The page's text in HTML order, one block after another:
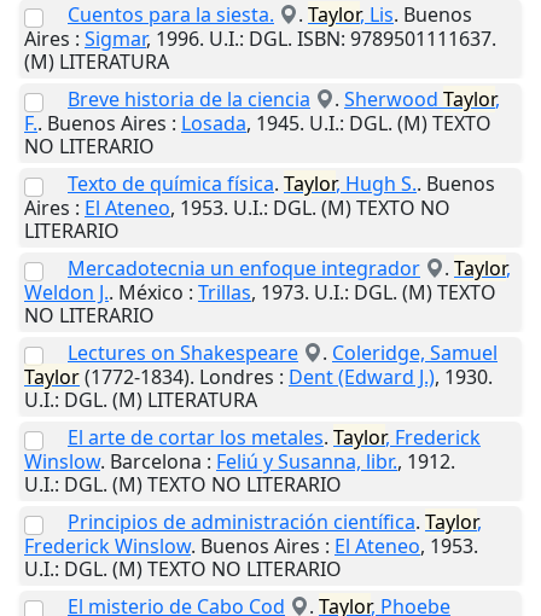
Cuentos para la siesta.
. Taylor, Lis. Buenos
Aires : Sigmar, 1996. U.I.: DGL. ISBN: 9789501111637.
(M) LITERATURA
Breve historia de la ciencia
. Sherwood Taylor,
F.. Buenos Aires : Losada, 1945. U.I.: DGL. (M) TEXTO
NO LITERARIO
Texto de química física. Taylor, Hugh S.. Buenos
Aires : El Ateneo, 1953. U.I.: DGL. (M) TEXTO NO
LITERARIO
Mercadotecnia un enfoque integrador
. Taylor,
Weldon J.. México : Trillas, 1973. U.I.: DGL. (M) TEXTO
NO LITERARIO
Lectures on Shakespeare
. Coleridge, Samuel
Taylor(1772-1834). Londres : Dent (Edward J.), 1930.
U.I.: DGL. (M) LITERATURA
El arte de cortar los metales. Taylor, Frederick
Winslow. Barcelona : Feliú y Susanna, libr., 1912.
U.I.: DGL. (M) TEXTO NO LITERARIO
Principios de administración científica. Taylor,
Frederick Winslow. Buenos Aires : El Ateneo, 1953.
U.I.: DGL. (M) TEXTO NO LITERARIO
El misterio de Cabo Cod
. Taylor, Phoebe